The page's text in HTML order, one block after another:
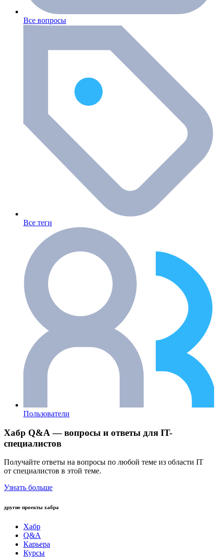
Все вопросы
Все теги
Пользователи
Хабр Q&A — вопросы и ответы для IT-
специалистов
Получайте ответы на вопросы по любой теме из области IT
от специалистов в этой теме.
Узнать больше
другие проекты хабра
Хабр
Q&A
Карьера
Курсы